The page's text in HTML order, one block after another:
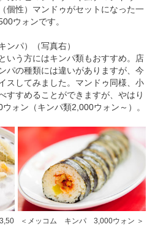
個性）マンドゥがセットになった一
ウォンです。
パ）（写真右）
いう方にはキンパ類もおすすめ。店
パの種類には違いがありますが、今
してみました。マンドゥ同様、小
すすめることができますが、やはり
ォン（キンパ類2,000ウォン～）。
＜メッコム キンパ 3,000ウォン ＞